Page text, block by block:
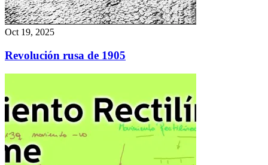
Oct 19, 2025
Revolución rusa de 1905